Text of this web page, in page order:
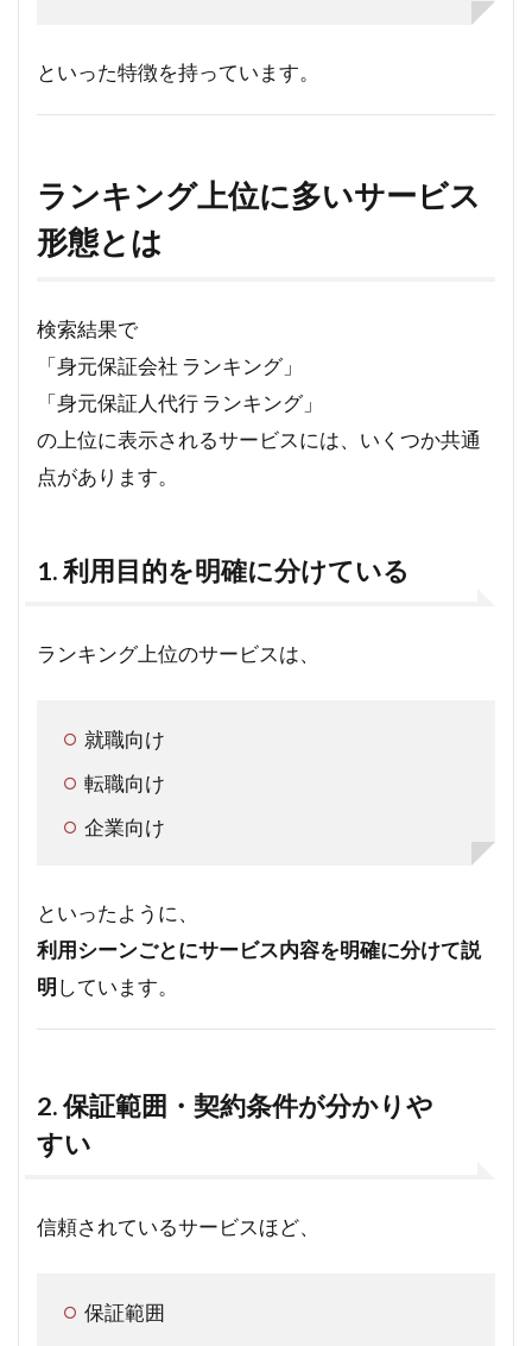
といった特徴を持っています。
ランキング上位に多いサービス
形態とは
検索結果で
「身元保証会社 ランキング」
「身元保証人代行 ランキング」
の上位に表示されるサービスには、いくつか共通
点があります。
1. 利用目的を明確に分けている
ランキング上位のサービスは、
就職向け
転職向け
企業向け
といったように、
利用シーンごとにサービス内容を明確に分けて説
明 しています。
2. 保証範囲・契約条件が分かりや
すい
信頼されているサービスほど、
保証範囲